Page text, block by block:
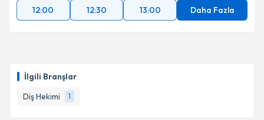
İlgili Branşlar
Diş Hekimi
1
12:00
12:30 13:00 Daha Fazla